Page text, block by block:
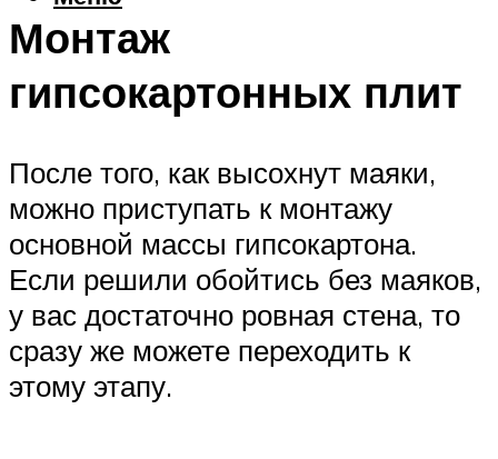
Монтаж
гипсокартонных плит
После того, как высохнут маяки,
можно приступать к монтажу
основной массы гипсокартона.
Если решили обойтись без маяков,
у вас достаточно ровная стена, то
сразу же можете переходить к
этому этапу.